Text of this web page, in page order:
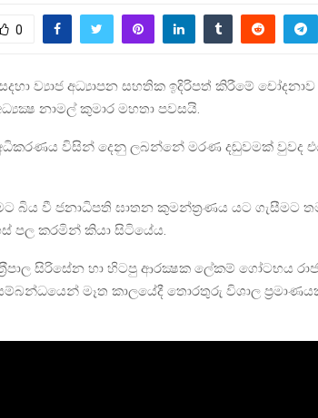
0
සදහා ව්‍යාජ අධ්‍යාපන සහතික ඉදිරිපත් කිරීමේ
නාමල් කුමාර මහතා පවසයි.
අධිකරණය විසින් දෙනු ලබන්නේ මරණ දඬුවමක් වුවද
බිය වී ජනාධිපති ඝාතන කුමන්ත‍්‍රණය යට ගැසීමට
පල කරමින් කියා සිටියේය.
සිරිසේන හා හිටපු ආරක්‍ෂක ලේකම් ගෝටභය
මෑත කාලයේදී තොරතුරු විශාල